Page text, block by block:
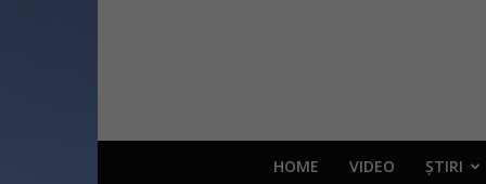
HOME VIDEO ȘTIRI